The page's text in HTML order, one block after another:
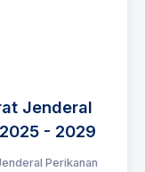
Jenderal
- 2029
Perikanan